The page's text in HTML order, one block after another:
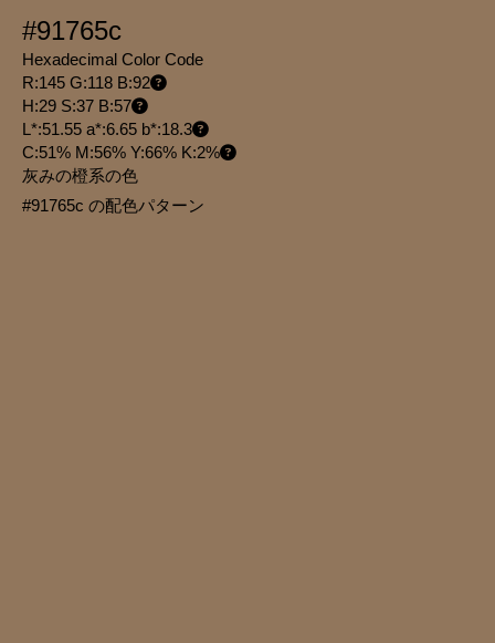
#91765c
Hexadecimal Color Code
R:145 G:118 B:92
H:29 S:37 B:57
L*:51.55 a*:6.65 b*:18.3
C:51% M:56% Y:66% K:2%
灰みの橙系の色
#91765c の配色パターン